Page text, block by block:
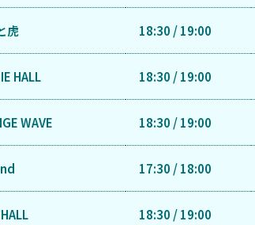
虎 18:30 / 19:00
HALL 18:30 / 19:00
WAVE 18:30 / 19:00
17:30 / 18:00
18:30 / 19:00